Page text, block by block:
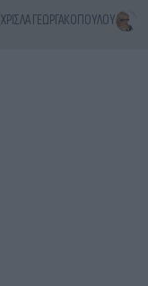
ΧΡΊΣΛΑ ΓΕΩΡΓΑΚΟΠΟΎΛΟΥ